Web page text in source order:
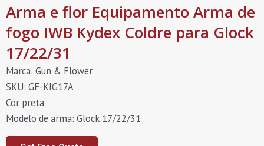
Arma e flor Equipamento Arma de
fogo IWB Kydex Coldre para Glock
17/22/31
Marca: Gun & Flower
SKU: GF-KIG17A
Cor preta
Modelo de arma: Glock 17/22/31